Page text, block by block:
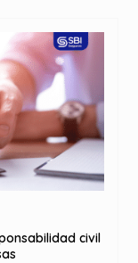
civil